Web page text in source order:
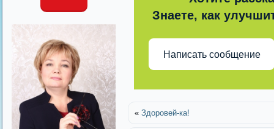
Знаете, как
Написать сообщение
« Здоровей-ка!